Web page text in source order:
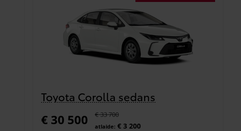
Toyota Corolla sedans
€ 30 500 € 33 700
atlaide: € 3 200